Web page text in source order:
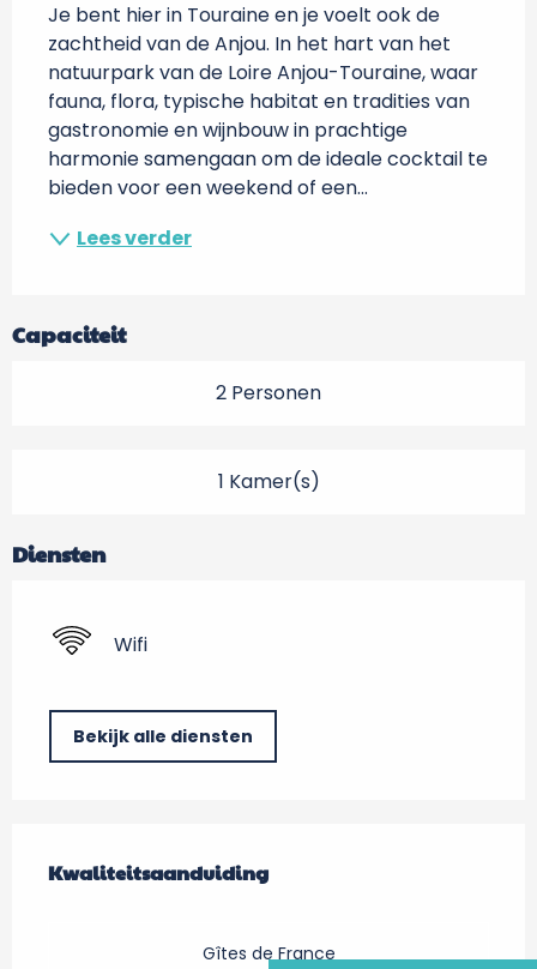
Je bent hier in Touraine en je voelt ook de
zachtheid van de Anjou. In het hart van het
natuurpark van de Loire Anjou-Touraine, waar
fauna, flora, typische habitat en tradities van
gastronomie en wijnbouw in prachtige
harmonie samengaan om de ideale cocktail te
bieden voor een weekend of een...
Lees verder
Capaciteit
2 Personen
1 Kamer(s)
Diensten
Wifi
Bekijk alle diensten
Kwaliteitsaanduiding
Kwaliteitsaanduiding
Gîtes de France